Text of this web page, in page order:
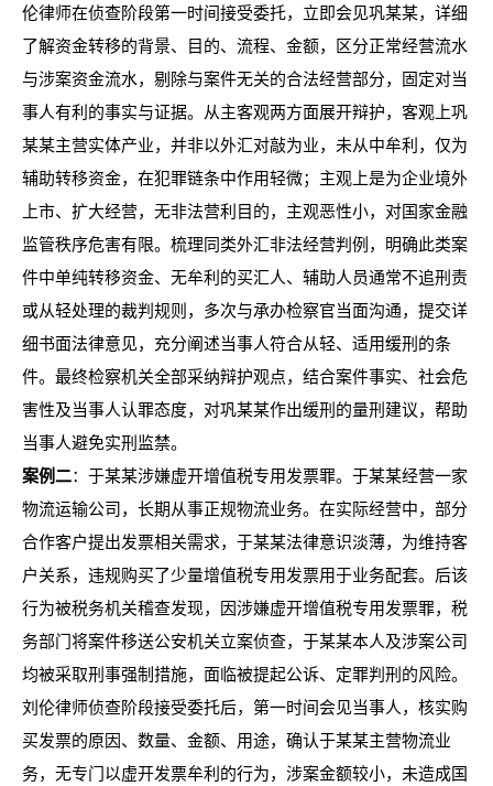
伦律师在侦查阶段第一时间接受委托，立即会见巩某某，详细
了解资金转移的背景、目的、流程、金额，区分正常经营流水
与涉案资金流水，剔除与案件无关的合法经营部分，固定对当
事人有利的事实与证据。从主客观两方面展开辩护，客观上巩
某某主营实体产业，并非以外汇对敲为业，未从中牟利，仅为
辅助转移资金，在犯罪链条中作用轻微；主观上是为企业境外
上市、扩大经营，无非法营利目的，主观恶性小，对国家金融
监管秩序危害有限。梳理同类外汇非法经营判例，明确此类案
件中单纯转移资金、无牟利的买汇人、辅助人员通常不追刑责
或从轻处理的裁判规则，多次与承办检察官当面沟通，提交详
细书面法律意见，充分阐述当事人符合从轻、适用缓刑的条
件。最终检察机关全部采纳辩护观点，结合案件事实、社会危
害性及当事人认罪态度，对巩某某作出缓刑的量刑建议，帮助
当事人避免实刑监禁。
案例二：于某某涉嫌虚开增值税专用发票罪。于某某经营一家
物流运输公司，长期从事正规物流业务。在实际经营中，部分
合作客户提出发票相关需求，于某某法律意识淡薄，为维持客
户关系，违规购买了少量增值税专用发票用于业务配套。后该
行为被税务机关稽查发现，因涉嫌虚开增值税专用发票罪，税
务部门将案件移送公安机关立案侦查，于某某本人及涉案公司
均被采取刑事强制措施，面临被提起公诉、定罪判刑的风险。
刘伦律师侦查阶段接受委托后，第一时间会见当事人，核实购
买发票的原因、数量、金额、用途，确认于某某主营物流业
务，无专门以虚开发票牟利的行为，涉案金额较小，未造成国